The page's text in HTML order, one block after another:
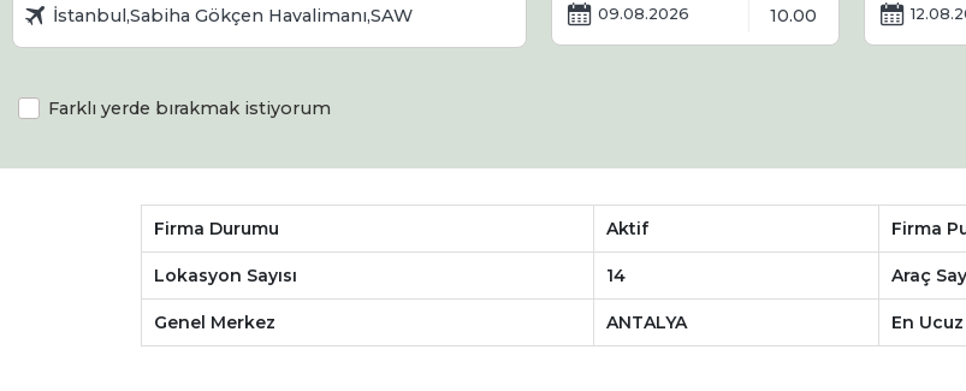
Farklı yerde bırakmak istiyorum
Firma Durumu Aktif Firma
Lokasyon Sayısı 14 Araç
Genel Merkez ANTALYA En